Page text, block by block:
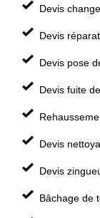
Devis
Devis
Devis pose
Devis fuite
Devis
Devis
Bâchage de